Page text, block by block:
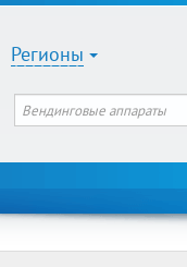
Регионы